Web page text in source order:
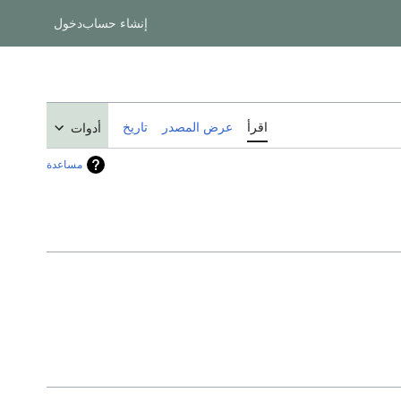
إنشاء حسابدخول
اقرأ عرض المصدر تاريخ أدوات
مساعدة